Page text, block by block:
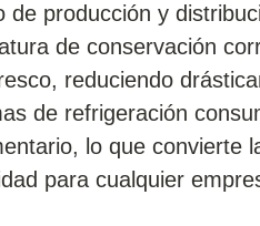
de producción y
de conservación
reduciendo
de refrigeración
lo que convierte
para cualquier